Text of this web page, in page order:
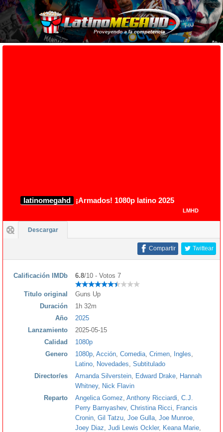
latinomegahd ¡Armados! 1080p latino 2025
LMHD
Descargar
Twittear
Compartir
Calificación IMDb 6.8/10 - Votos 7
Titulo original
Guns Up
Duración
1h 32m
Año
2025
Lanzamiento
2025-05-15
Calidad
1080p
Genero
1080p Acción Comedia Crimen Ingles
Latino
Novedades Subtitulado
Director/es
Amanda Silverstein Edward Drake
Hannah
Whitney, Nick Flavin
Reparto
Angelica Gomez Anthony Ricciardi C.J.
Perry Barnyashev, Christina Ricci
Francis
Cronin Gil Tatzu Joe Gulla Joe Munroe
Joey Diaz Judi Lewis Ockler, Keana Marie